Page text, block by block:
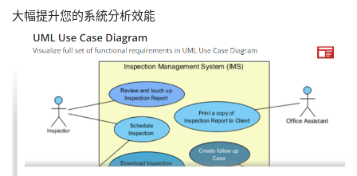
大幅提升您的系統分析效能